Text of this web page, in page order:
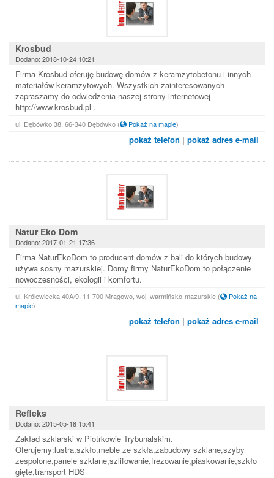
Krosbud
Dodano: 2018-10-24 10:21
Firma Krosbud oferuję budowę domów z keramzytobetonu i innych
materiałów keramzytowych. Wszystkich zainteresowanych
zapraszamy do odwiedzenia naszej strony internetowej
http://www.krosbud.pl .
ul. Dębówko 38, 66-340 Dębówko ( Pokaż na mapie)
pokaż telefon | pokaż adres e-mail
Natur Eko Dom
Dodano: 2017-01-21 17:36
Firma NaturEkoDom to producent domów z bali do których budowy
używa sosny mazurskiej. Domy firmy NaturEkoDom to połączenie
nowoczesności, ekologii i komfortu.
ul. Królewiecka 40A/9, 11-700 Mrągowo, woj. warmińsko-mazurskie (
Pokaż na
mapie)
pokaż telefon | pokaż adres e-mail
Refleks
Dodano: 2015-05-18 15:41
Zakład szklarski w Piotrkowie Trybunalskim.
Oferujemy:lustra,szkło,meble ze szkła,zabudowy szklane,szyby
zespolone,panele szklane,szlifowanie,frezowanie,piaskowanie,szkło
gięte,transport HDS